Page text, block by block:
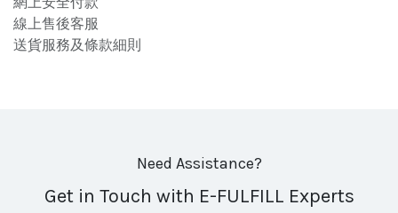
線上售後客服
送貨服務及條款細則
Need Assistance?
Get in Touch with E-FULFILL Experts